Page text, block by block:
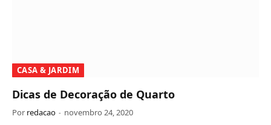
CASA & JARDIM
Dicas de Decoração de Quarto
Por redacao novembro 24, 2020